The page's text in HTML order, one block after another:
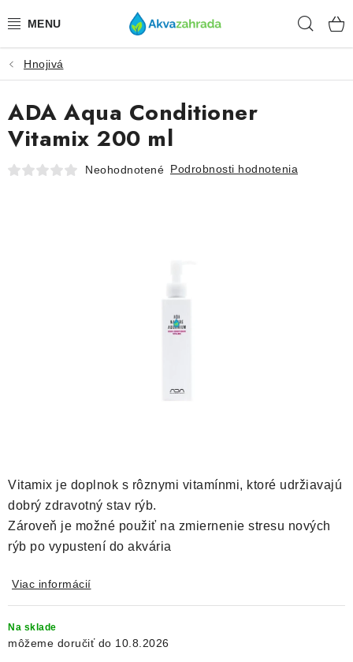
na
TECHNIKA
HNOJIVÁ
VODA
VÝPREDAJ
O nás Doprava a platba Kontakty
Blog
Moja objednávka
Hnojivá
Vitamix je doplnok s rôznymi vitamínmi, ktoré udržiavajú
dobrý zdravotný stav rýb.
Zároveň je možné použiť na zmiernenie stresu nových
rýb po vypustení do akvária
Viac informácií
Na sklade
10.8.2026
ADA Aqua Conditioner
Vitamix 200 ml
Neohodnotené Podrobnosti hodnotenia